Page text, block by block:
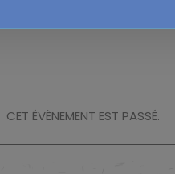
CET ÉVÈNEMENT EST PASSÉ.